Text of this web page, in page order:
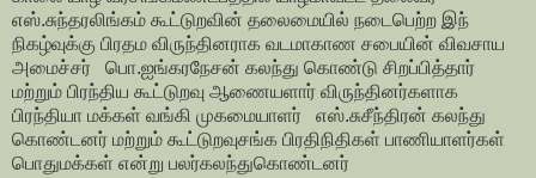
எஸ்.சுந்தரலிங்கம் கூட்டுறவின் தலைமையில் நடைபெற்ற இந்
நிகழ்வுக்கு பிரதம விருந்தினராக வடமாகாண சபையின் விவசாய
அமைச்சர் பொ.ஐங்கரநேசன் கலந்து கொண்டு சிறப்பித்தார்
மற்றும் பிரந்திய கூட்டுறவு ஆணையளார் விருந்தினர்களாக
பிரந்தியா மக்கள் வங்கி முகமையாளர் எஸ்.சுசீந்திரன் கலந்து
கொண்டனர் மற்றும் கூட்டுறவுசங்க பிரதிநிதிகள் பாணியாளர்கள்
பொதுமக்கள் என்று பலர்கலந்துகொண்டனர்